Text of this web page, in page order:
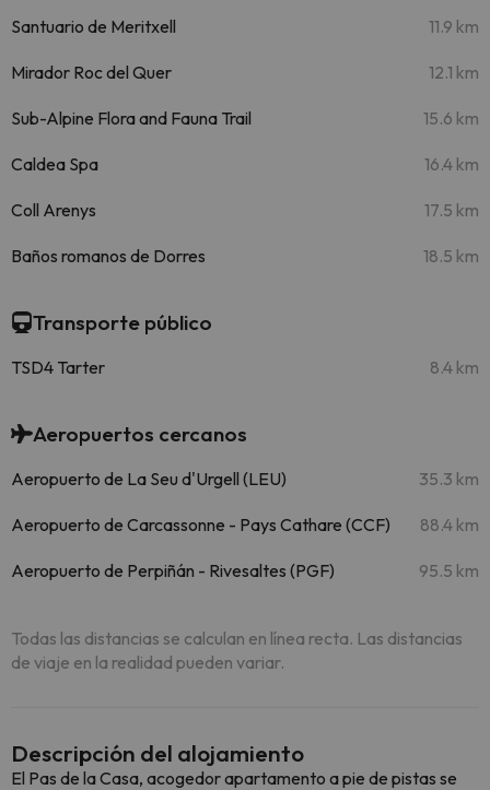
Santuario de Meritxell 11.9 km
Mirador Roc del Quer 12.1 km
Sub-Alpine Flora and Fauna Trail 15.6 km
Caldea Spa 16.4 km
Coll Arenys 17.5 km
Baños romanos de Dorres 18.5 km
Transporte público
TSD4 Tarter 8.4 km
Aeropuertos cercanos
Aeropuerto de La Seu d'Urgell (LEU) 35.3 km
Aeropuerto de Carcassonne - Pays Cathare (CCF) 88.4 km
Aeropuerto de Perpiñán - Rivesaltes (PGF) 95.5 km
Todas las distancias se calculan en línea recta. Las distancias
de viaje en la realidad pueden variar.
Descripción del alojamiento
El Pas de la Casa, acogedor apartamento a pie de pistas se